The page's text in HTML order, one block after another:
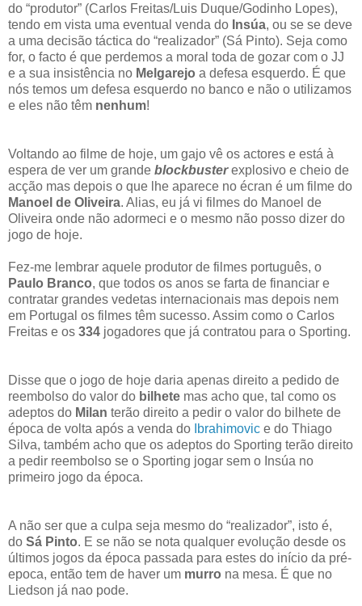
do “produtor” (Carlos Freitas/Luis Duque/Godinho Lopes),
tendo em vista uma eventual venda do Insúa, ou se se deve
a uma decisão táctica do “realizador” (Sá Pinto). Seja como
for, o facto é que perdemos a moral toda de gozar com o JJ
e a sua insistência no Melgarejo a defesa esquerdo. É que
nós temos um defesa esquerdo no banco e não o utilizamos
e eles não têm nenhum!
Voltando ao filme de hoje, um gajo vê os actores e está à
espera de ver um grande blockbusterexplosivo e cheio de
acção mas depois o que lhe aparece no écran é um filme do
Manoel de Oliveira. Alias, eu já vi filmes do Manoel de
Oliveira onde não adormeci e o mesmo não posso dizer do
jogo de hoje.
Fez-me lembrar aquele produtor de filmes português, o
Paulo Branco, que todos os anos se farta de financiar e
contratar grandes vedetas internacionais mas depois nem
em Portugal os filmes têm sucesso. Assim como o Carlos
Freitas e os 334 jogadores que já contratou para o Sporting.
Disse que o jogo de hoje daria apenas direito a pedido de
reembolso do valor do bilhete mas acho que, tal como os
adeptos do Milan terão direito a pedir o valor do bilhete de
época de volta após a venda do Ibrahimovic e do Thiago
Silva, também acho que os adeptos do Sporting terão direito
a pedir reembolso se o Sporting jogar sem o Insúa no
primeiro jogo da época.
A não ser que a culpa seja mesmo do “realizador”, isto é,
do Sá Pinto. E se não se nota qualquer evolução desde os
últimos jogos da época passada para estes do início da pré-
epoca, então tem de haver um murro na mesa. É que no
Liedson já nao pode.